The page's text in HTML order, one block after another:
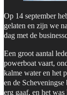
Op 14 september
gelaten en zijn we
dag met de
Een groot aantal
powerboat vaart,
kalme water en het
en de
erg gaaf, en het